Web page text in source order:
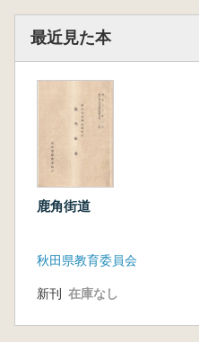
最近見た本
鹿角街道
秋田県教育委員会
新刊 在庫なし